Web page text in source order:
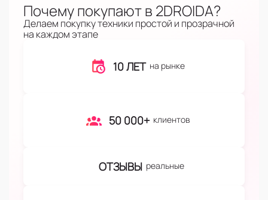
Почему покупают в 2DROIDA?
Делаем покупку техники простой и прозрачной
на каждом этапе
10 ЛЕТ на рынке
50 000+ клиентов
ОТЗЫВЫ реальные